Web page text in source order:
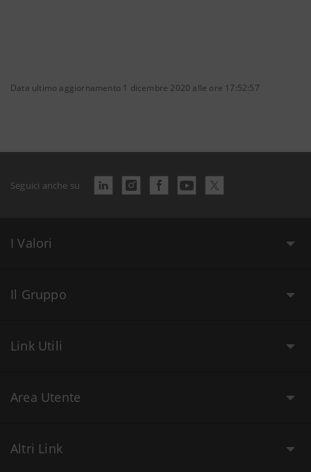
Data ultimo aggiornamento 1 dicembre 2020 alle ore 17:52:57
Seguici anche su
I Valori
Il Gruppo
Link Utili
Area Utente
Altri Link